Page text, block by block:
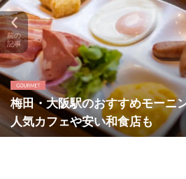
梅田・大阪駅のおすすめモーニ
人気カフェや安い和食店も
前の
記事